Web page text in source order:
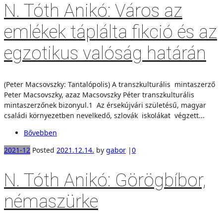
N. Tóth Anikó: Város az
emlékek táplálta fikció és az
egzotikus valóság határán
(Peter Macsovszky: Tantalópolis) A transzkulturális mintaszerző
Peter Macsovszky, azaz Macsovszky Péter transzkulturális
mintaszerzőnek bizonyul.1 Az érsekújvári születésű, magyar
családi környezetben nevelkedő, szlovák iskolákat végzett...
Bővebben
2021-12 Posted 2021.12.14. by gabor |0
N. Tóth Anikó: Görögbíbor,
némaszürke